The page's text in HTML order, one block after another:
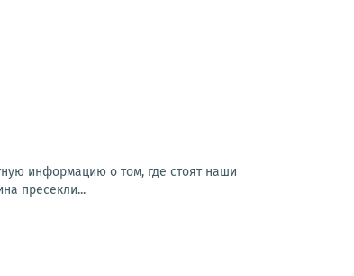
информацию о том, где стоят наши
пресекли...